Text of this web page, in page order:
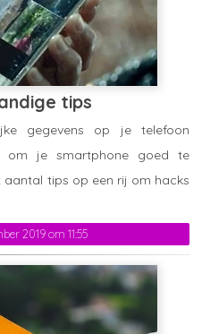
tips
2019 om 11:55
gegevens op je telefoon
om je smartphone goed te
aantal tips op een rij om hacks